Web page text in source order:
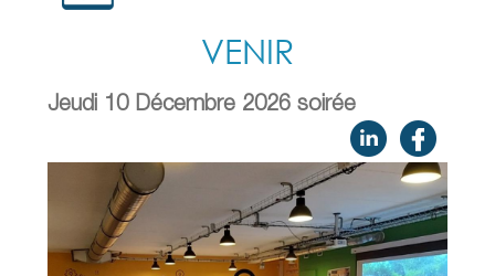
VENIR
Jeudi 10 Décembre 2026 soirée